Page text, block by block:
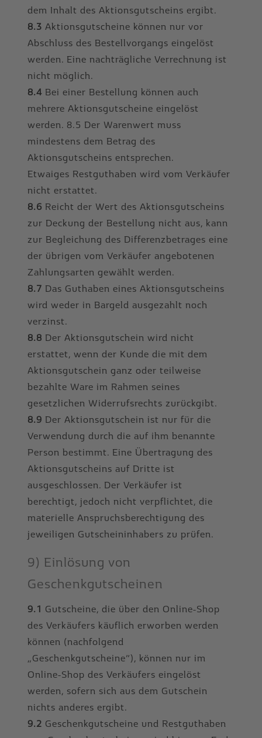
dem Inhalt des Aktionsgutscheins ergibt.
8.3 Aktionsgutscheine können nur vor
Abschluss des Bestellvorgangs eingelöst
werden. Eine nachträgliche Verrechnung ist
nicht möglich.
8.4 Bei einer Bestellung können auch
mehrere Aktionsgutscheine eingelöst
werden. 8.5 Der Warenwert muss
mindestens dem Betrag des
Aktionsgutscheins entsprechen.
Etwaiges Restguthaben wird vom Verkäufer
nicht erstattet.
8.6 Reicht der Wert des Aktionsgutscheins
zur Deckung der Bestellung nicht aus, kann
zur Begleichung des Differenzbetrages eine
der übrigen vom Verkäufer angebotenen
Zahlungsarten gewählt werden.
8.7 Das Guthaben eines Aktionsgutscheins
wird weder in Bargeld ausgezahlt noch
verzinst.
8.8 Der Aktionsgutschein wird nicht
erstattet, wenn der Kunde die mit dem
Aktionsgutschein ganz oder teilweise
bezahlte Ware im Rahmen seines
gesetzlichen Widerrufsrechts zurückgibt.
8.9 Der Aktionsgutschein ist nur für die
Verwendung durch die auf ihm benannte
Person bestimmt. Eine Übertragung des
Aktionsgutscheins auf Dritte ist
ausgeschlossen. Der Verkäufer ist
berechtigt, jedoch nicht verpflichtet, die
materielle Anspruchsberechtigung des
jeweiligen Gutscheininhabers zu prüfen.
9) Einlösung von
Geschenkgutscheinen
9.1 Gutscheine, die über den Online-Shop
des Verkäufers käuflich erworben werden
können (nachfolgend
„Geschenkgutscheine“), können nur im
Online-Shop des Verkäufers eingelöst
werden, sofern sich aus dem Gutschein
nichts anderes ergibt.
9.2 Geschenkgutscheine und Restguthaben